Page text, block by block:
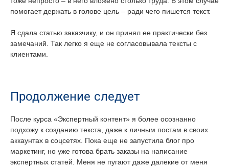
помогает держать в голове цель – ради чего пишется текст.
Я сдала статью заказчику, и он принял ее практически без
замечаний. Так легко я еще не согласовывала тексты с
клиентами.
Продолжение следует
После курса «Экспертный контент» я более осознанно
подхожу к созданию текста, даже к личным постам в своих
аккаунтах в соцсетях. Пока еще не запустила блог про
маркетинг, но уже готова брать заказы на написание
экспертных статей. Меня не пугают даже далекие от меня